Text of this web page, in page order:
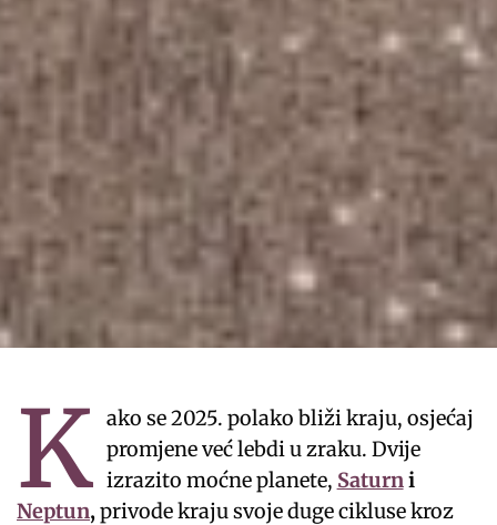
K ako se 2025. polako bliži kraju, osjećaj
promjene već lebdi u zraku. Dvije
izrazito moćne planete, Saturni
Neptun,privode kraju svoje duge cikluse kroz